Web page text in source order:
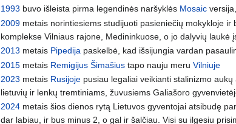
1993 buvo išleista pirma legendinės naršyklės Mosaic
2009 metais norintiesiems studijuoti pasieniečių mokykloje
komplekse Vilniaus rajone, Medininkuose, o jo dalyvių
2013 metais Pipedija paskelbė, kad išsijungia vardan
2015 metais Remigijus Šimašius tapo nauju meruVilniuje
2023 metais Rusijoje pusiau legaliai veikianti stalinizmo
lietuvių ir lenkų tremtiniams, žuvusiems Galiašoro
2024 metais šios dienos rytą Lietuvos gyventojai atsibudę
dar labiau, ir bus minus 2, o gal ir šalčiau. Visi su ilgesiu